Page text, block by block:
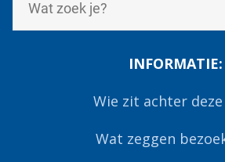
INFORMATIE:
Wie zit achter
Wat zeggen